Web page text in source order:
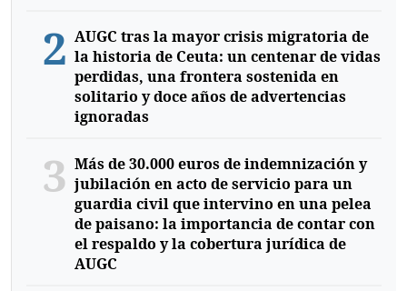
2 AUGC tras la mayor crisis migratoria de
la historia de Ceuta: un centenar de vidas
perdidas, una frontera sostenida en
solitario y doce años de advertencias
ignoradas
3 Más de 30.000 euros de indemnización y
jubilación en acto de servicio para un
guardia civil que intervino en una pelea
de paisano: la importancia de contar con
el respaldo y la cobertura jurídica de
AUGC